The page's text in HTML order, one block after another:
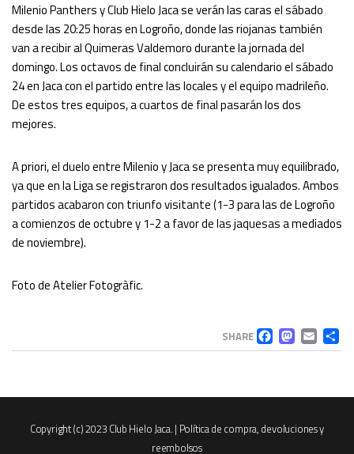
Milenio Panthers y Club Hielo Jaca se verán las caras el sábado
desde las 20:25 horas en Logroño, donde las riojanas también
van a recibir al Quimeras Valdemoro durante la jornada del
domingo. Los octavos de final concluirán su calendario el sábado
24 en Jaca con el partido entre las locales y el equipo madrileño.
De estos tres equipos, a cuartos de final pasarán los dos
mejores.
A priori, el duelo entre Milenio y Jaca se presenta muy equilibrado,
ya que en la Liga se registraron dos resultados igualados. Ambos
partidos acabaron con triunfo visitante (1-3 para las de Logroño
a comienzos de octubre y 1-2 a favor de las jaquesas a mediados
de noviembre).
Foto de Atelier Fotogràfic.
SHARE
Copyright (c) 2023 Club Hielo Jaca. | Política de compra, devoluciones y
reembolsos